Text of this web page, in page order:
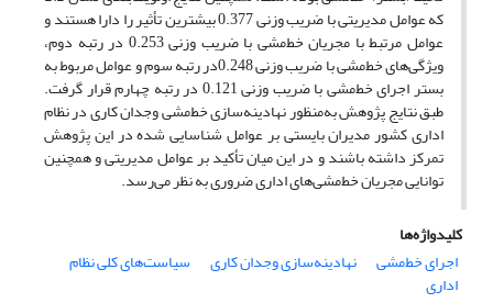
که عوامل مدیریتی با ضریب وزنی 0.377 بیشترین تأثیر را دارا هستند و
عوامل مرتبط با مجریان خط‌مشی با ضریب وزنی 0.253 در رتبه دوم،
ویژگی‌های خط‌مشی با ضریب وزنی 0.248در رتبه سوم و عوامل مربوط به
بستر اجرای خط‌مشی با ضریب وزنی 0.121 در رتبه چهارم قرار گرفت.
طبق نتایج پژوهش به‌منظور نهادینه‌سازی خط‌مشی وجدان کاری در نظام
اداری کشور مدیران بایستی بر عوامل شناسایی شده در این پژوهش
تمرکز داشته باشند و در این میان تأکید بر عوامل مدیریتی و همچنین
توانایی مجریان خط‌مشی‌های اداری ضروری به نظر می‌رسد.
کلیدواژه‌ها
اجرای خط‌مشی
نهادینه‌سازی وجدان کاری سیاست‌های کلی نظام
اداری